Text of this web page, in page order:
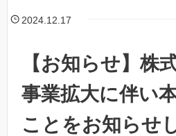
2024.12.17
【お知らせ】株
事業拡大に伴い
ことをお知らせ